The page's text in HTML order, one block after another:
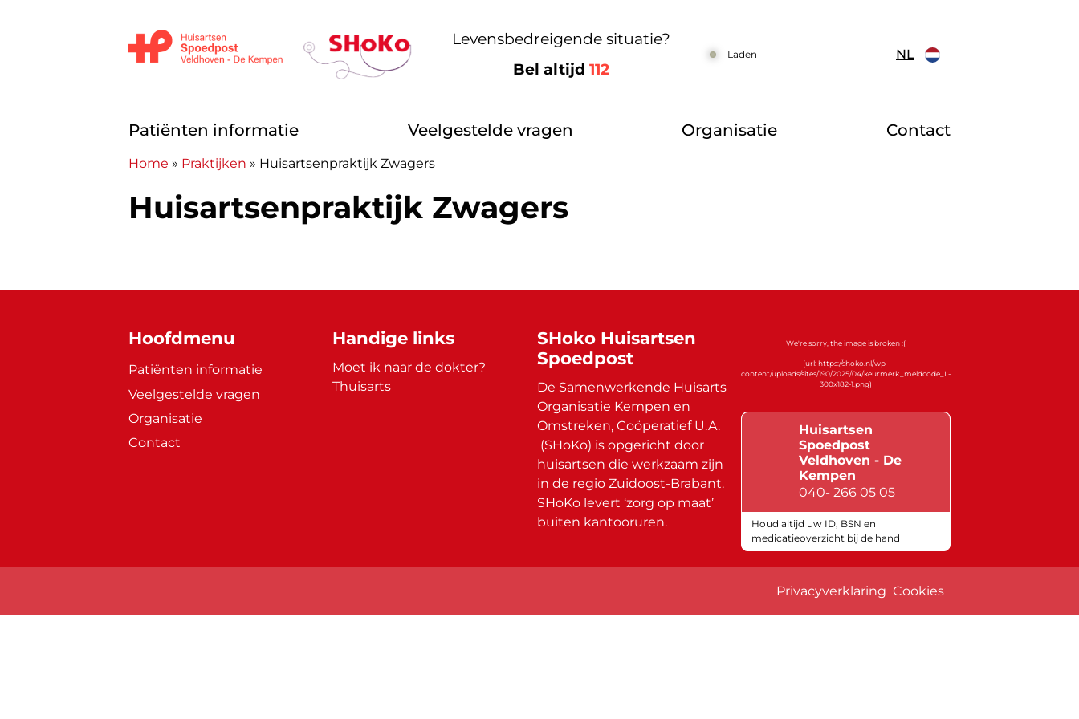
Levensbedreigende situatie?
Bel altijd 112
Laden NL
Patiënten informatie Veelgestelde vragen Organisatie Contact
Home » Praktijken » Huisartsenpraktijk Zwagers
Huisartsenpraktijk Zwagers
Hoofdmenu
Patiënten informatie
Veelgestelde vragen
Organisatie
Contact
Handige links
Moet ik naar de dokter?
Thuisarts
SHoko Huisartsen
Spoedpost
De Samenwerkende Huisarts
Organisatie Kempen en
Omstreken, Coöperatief U.A.
(SHoKo) is opgericht door
huisartsen die werkzaam zijn
in de regio Zuidoost-Brabant.
SHoKo levert ‘zorg op maat’
buiten kantooruren.
Huisartsen
Spoedpost
Veldhoven - De
Kempen
040- 266 05 05
Houd altijd uw ID, BSN en
medicatieoverzicht bij de hand
Privacyverklaring Cookies